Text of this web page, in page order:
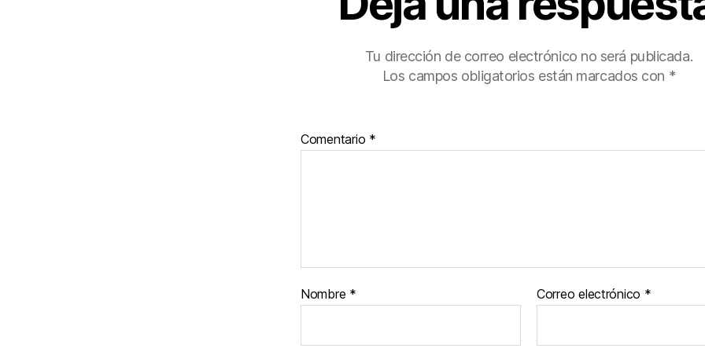
Tu dirección de correo electrónico no será publicada.
Los campos obligatorios están marcados con *
Comentario *
Nombre * Correo electrónico *